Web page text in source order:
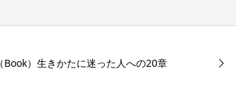
（Book）生きかたに迷った人への20章